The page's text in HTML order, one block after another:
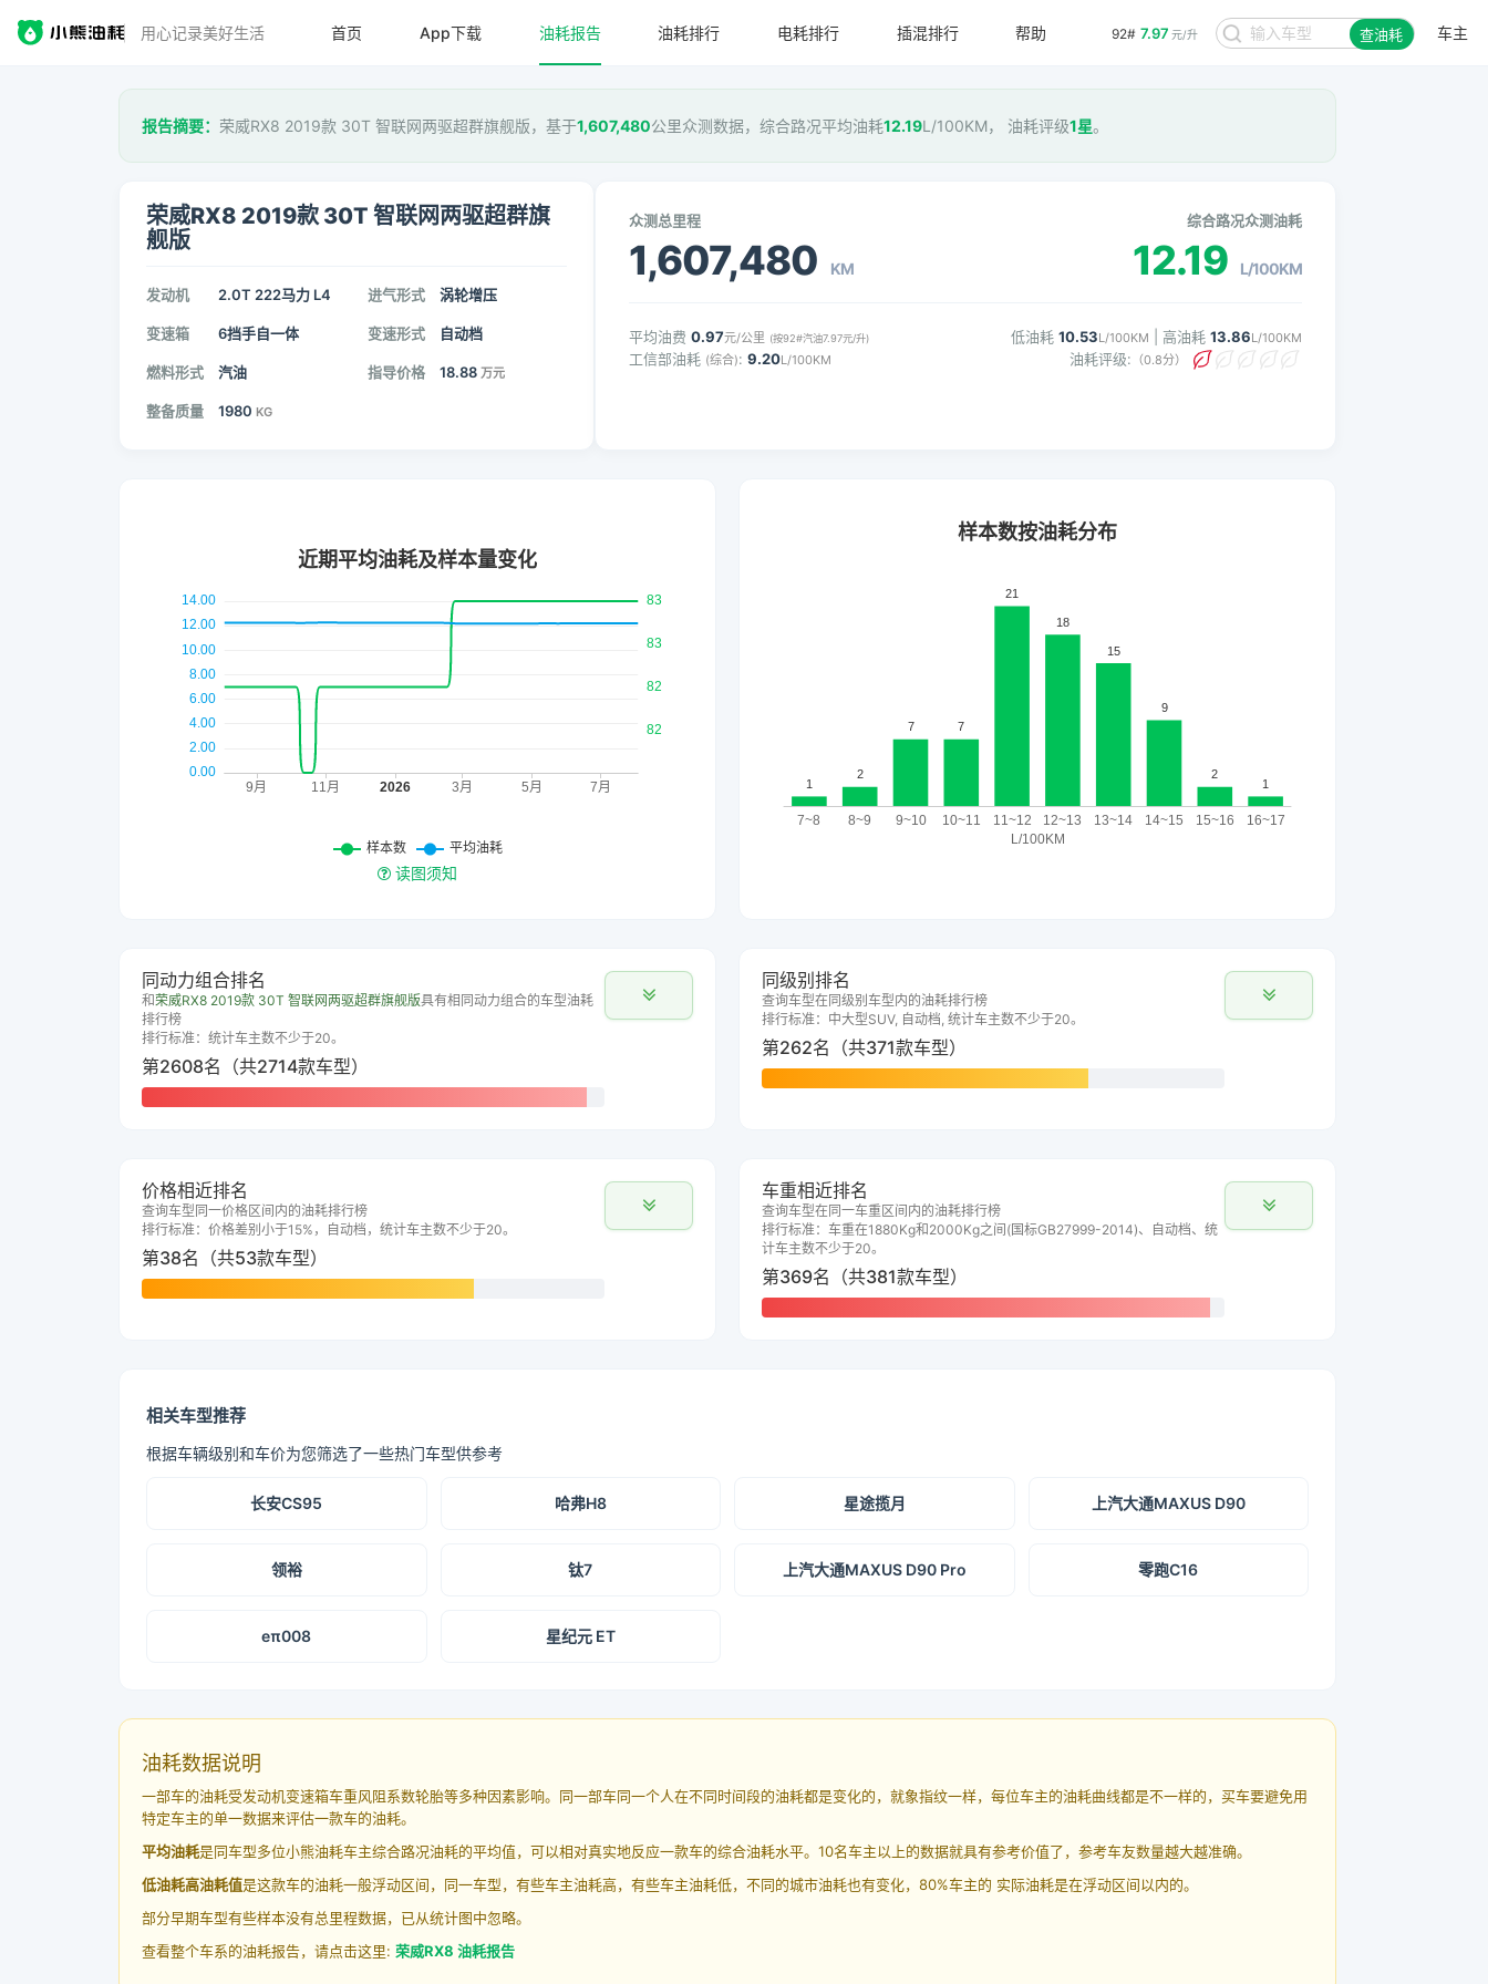
用心记录美好生活 92# 7.97 元/升 查油耗 车主
首页 App下载 油耗报告 油耗排行 电耗排行 插混排行 帮助
报告摘要： 荣威RX8 2019款 30T 智联网两驱超群旗舰版，基于1,607,480公里众测数据，综合路况平均油耗12.19L/100KM， 油耗评级1星。
荣威RX8 2019款 30T 智联网两驱超群旗
舰版
发动机 2.0T 222马力 L4 进气形式 涡轮增压
变速箱 6挡手自一体 变速形式 自动档
燃料形式 汽油 指导价格 18.88 万元
整备质量 1980 KG
众测总里程
1,607,480 KM
综合路况众测油耗
12.19 L/100KM
平均油费 0.97元/公里 (按92#汽油7.97元/升)
工信部油耗 (综合): 9.20L/100KM
低油耗 10.53L/100KM | 高油耗 13.86L/100KM
油耗评级: （0.8分）
读图须知
同动力组合排名
和荣威RX8 2019款 30T 智联网两驱超群旗舰版具有相同动力组合的车型油耗
排行榜
排行标准：统计车主数不少于20。
第2608名（共2714款车型）
同级别排名
查询车型在同级别车型内的油耗排行榜
排行标准：中大型SUV, 自动档, 统计车主数不少于20。
第262名（共371款车型）
价格相近排名
查询车型同一价格区间内的油耗排行榜
排行标准：价格差别小于15%，自动档，统计车主数不少于20。
第38名（共53款车型）
车重相近排名
查询车型在同一车重区间内的油耗排行榜
排行标准：车重在1880Kg和2000Kg之间(国标GB27999-2014)、自动档、统
计车主数不少于20。
第369名（共381款车型）
相关车型推荐
根据车辆级别和车价为您筛选了一些热门车型供参考
长安CS95 哈弗H8 星途揽月 上汽大通MAXUS D90
领裕 钛7 上汽大通MAXUS D90 Pro 零跑C16
eπ008 星纪元 ET
油耗数据说明
一部车的油耗受发动机变速箱车重风阻系数轮胎等多种因素影响。同一部车同一个人在不同时间段的油耗都是变化的，就象指纹一样，每位车主的油耗曲线都是不一样的，买车要避免用
特定车主的单一数据来评估一款车的油耗。
平均油耗是同车型多位小熊油耗车主综合路况油耗的平均值，可以相对真实地反应一款车的综合油耗水平。10名车主以上的数据就具有参考价值了，参考车友数量越大越准确。
低油耗高油耗值是这款车的油耗一般浮动区间，同一车型，有些车主油耗高，有些车主油耗低，不同的城市油耗也有变化，80%车主的 实际油耗是在浮动区间以内的。
部分早期车型有些样本没有总里程数据，已从统计图中忽略。
查看整个车系的油耗报告，请点击这里: 荣威RX8 油耗报告